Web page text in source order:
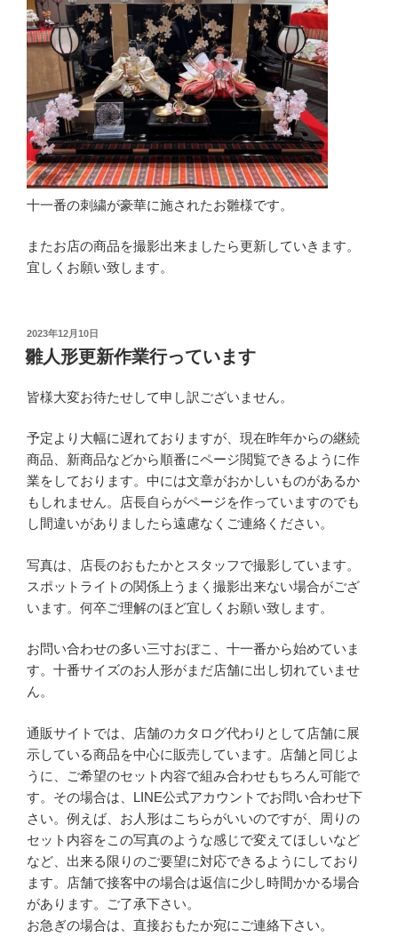
十一番の刺繍が豪華に施されたお雛様です。
またお店の商品を撮影出来ましたら更新していきます。
宜しくお願い致します。
投
稿
日:
2023年12月10日
雛人形更新作業行っています
皆様大変お待たせして申し訳ございません。
予定より大幅に遅れておりますが、現在昨年からの継続
商品、新商品などから順番にページ閲覧できるように作
業をしております。中には文章がおかしいものがあるか
もしれません。店長自らがページを作っていますのでも
し間違いがありましたら遠慮なくご連絡ください。
写真は、店長のおもたかとスタッフで撮影しています。
スポットライトの関係上うまく撮影出来ない場合がござ
います。何卒ご理解のほど宜しくお願い致します。
お問い合わせの多い三寸おぼこ、十一番から始めていま
す。十番サイズのお人形がまだ店舗に出し切れていませ
ん。
通販サイトでは、店舗のカタログ代わりとして店舗に展
示している商品を中心に販売しています。店舗と同じよ
うに、ご希望のセット内容で組み合わせもちろん可能で
す。その場合は、LINE公式アカウントでお問い合わせ下
さい。例えば、お人形はこちらがいいのですが、周りの
セット内容をこの写真のような感じで変えてほしいなど
など、出来る限りのご要望に対応できるようにしており
ます。店舗で接客中の場合は返信に少し時間かかる場合
があります。ご了承下さい。
お急ぎの場合は、直接おもたか宛にご連絡下さい。